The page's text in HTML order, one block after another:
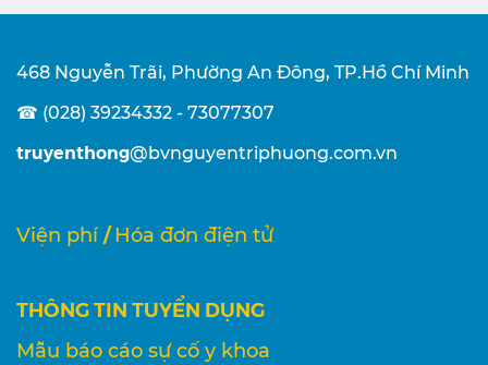
468 Nguyễn Trãi, Phường An Đông, TP.Hồ Chí Minh
☎ (028) 39234332 - 73077307
truyenthong@bvnguyentriphuong.com.vn
Viện phí / Hóa đơn điện tử
THÔNG TIN TUYỂN DỤNG
Mẫu báo cáo sự cố y khoa